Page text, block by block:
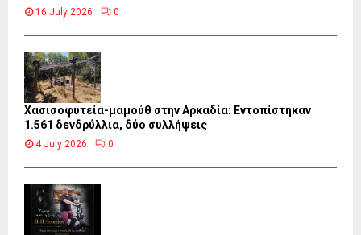
16 July 2026 0
Χασισοφυτεία-μαμούθ στην Αρκαδία: Εντοπίστηκαν
1.561 δενδρύλλια, δύο συλλήψεις
4 July 2026 0